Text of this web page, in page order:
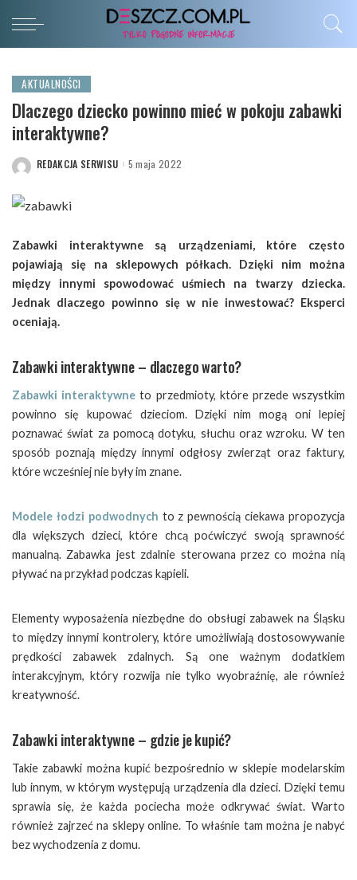
AKTUALNOŚCI
Dlaczego dziecko powinno mieć w pokoju zabawki
interaktywne?
POSTED
REDAKCJA SERWISU 5 maja 2022
Zabawki interaktywne są urządzeniami, które często
pojawiają się na sklepowych półkach. Dzięki nim można
między innymi spowodować uśmiech na twarzy dziecka.
Jednak dlaczego powinno się w nie inwestować? Eksperci
oceniają.
Zabawki interaktywne – dlaczego warto?
Zabawki interaktywne to przedmioty, które przede wszystkim
powinno się kupować dzieciom. Dzięki nim mogą oni lepiej
poznawać świat za pomocą dotyku, słuchu oraz wzroku. W ten
sposób poznają między innymi odgłosy zwierząt oraz faktury,
które wcześniej nie były im znane.
Modele łodzi podwodnych to z pewnością ciekawa propozycja
dla większych dzieci, które chcą poćwiczyć swoją sprawność
manualną. Zabawka jest zdalnie sterowana przez co można nią
pływać na przykład podczas kąpieli.
Elementy wyposażenia niezbędne do obsługi zabawek na Śląsku
to między innymi kontrolery, które umożliwiają dostosowywanie
prędkości zabawek zdalnych. Są one ważnym dodatkiem
interakcyjnym, który rozwija nie tylko wyobraźnię, ale również
kreatywność.
Zabawki interaktywne – gdzie je kupić?
Takie zabawki można kupić bezpośrednio w sklepie modelarskim
lub innym, w którym występują urządzenia dla dzieci. Dzięki temu
sprawia się, że każda pociecha może odkrywać świat. Warto
również zajrzeć na sklepy online. To właśnie tam można je nabyć
bez wychodzenia z domu.